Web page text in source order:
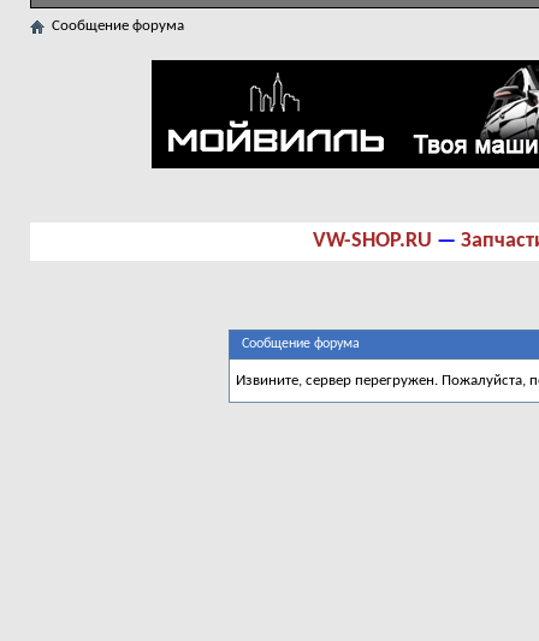
Сообщение форума
VW-SHOP.RU —
Сообщение форума
Извините, сервер перегружен. Пожалуйста,